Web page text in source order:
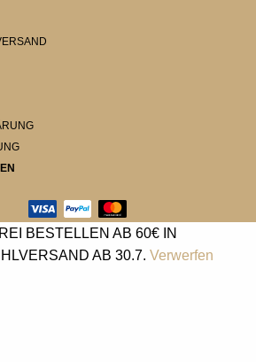
BESTELLEN AB 60€ IN
AB 30.7. Verwerfen